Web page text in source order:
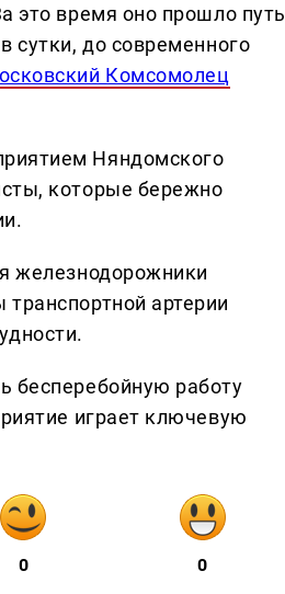
это время оно прошло путь
сутки, до современного
Комсомолец
Няндомского
которые бережно
железнодорожники
артерии
бесперебойную работу
играет ключевую
0 0